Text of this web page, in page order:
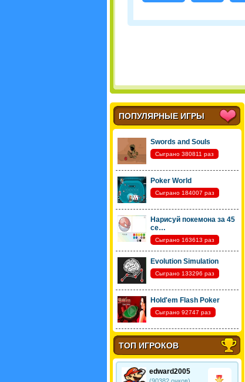
ПОПУЛЯРНЫЕ ИГРЫ
Swords and Souls
Сыграно 380811 раз
Poker World
Сыграно 184007 раз
Нарисуй покемона за 45
се…
Сыграно 163613 раз
Evolution Simulation
Сыграно 133296 раз
Hold'em Flash Poker
Сыграно 92747 раз
ТОП ИГРОКОВ
edward2005